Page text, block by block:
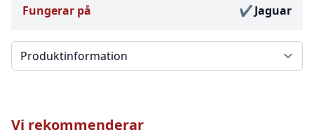
Fungerar på Jaguar
Välj en flik
Vi rekommenderar